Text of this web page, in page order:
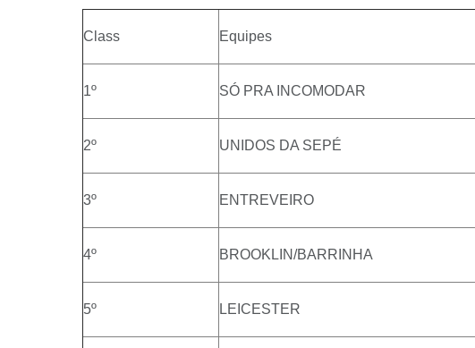
Class Equipes
1º SÓ PRA INCOMODAR
2º UNIDOS DA SEPÉ
3º ENTREVEIRO
4º BROOKLIN/BARRINHA
5º LEICESTER